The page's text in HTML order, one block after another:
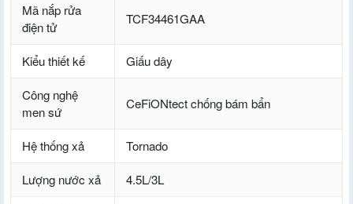
Mã nắp rửa
điện tử
TCF34461GAA
Kiểu thiết kế Giấu dây
Công nghệ
men sứ
CeFiONtect chống bám bẩn
Hệ thống xả Tornado
Lượng nước xả 4.5L/3L